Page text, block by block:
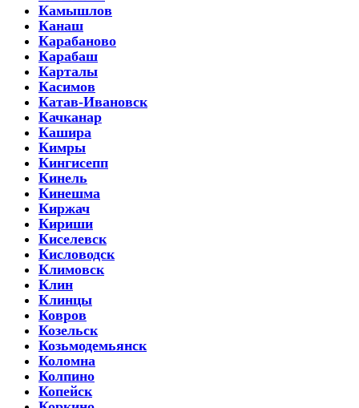
Камышлов
Канаш
Карабаново
Карабаш
Карталы
Касимов
Катав-Ивановск
Качканар
Кашира
Кимры
Кингисепп
Кинель
Кинешма
Киржач
Кириши
Киселевск
Кисловодск
Климовск
Клин
Клинцы
Ковров
Козельск
Козьмодемьянск
Коломна
Колпино
Копейск